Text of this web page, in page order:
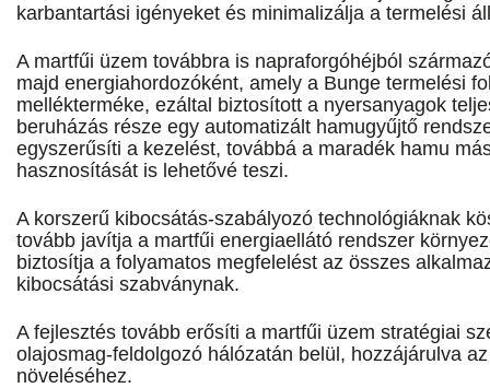
karbantartási igényeket és minimalizálja a termelési
A martfűi üzem továbbra is napraforgóhéjból
majd energiahordozóként, amely a Bunge termelési
mellékterméke, ezáltal biztosított a nyersanyagok
beruházás része egy automatizált hamugyűjtő
egyszerűsíti a kezelést, továbbá a maradék hamu
hasznosítását is lehetővé teszi.
A korszerű kibocsátás-szabályozó technológiáknak
tovább javítja a martfűi energiaellátó rendszer
biztosítja a folyamatos megfelelést az összes
kibocsátási szabványnak.
A fejlesztés tovább erősíti a martfűi üzem stratégiai
olajosmag-feldolgozó hálózatán belül, hozzájárulva
növeléséhez.